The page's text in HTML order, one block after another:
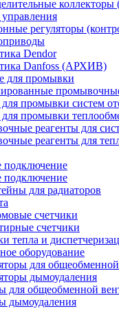
коллекторы
регуляторы
Dendor
Danfoss (АРХИВ)
для промывки
промывки систем
промывки
реагенты для
реагенты для
подключение
для радиаторов
счетчики
счетчики
тепла и
оборудование
для
дымоудаления
для общеобменной
дымоудаления